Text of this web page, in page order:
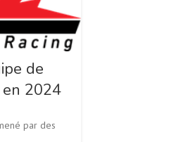
de
en 2024
par des